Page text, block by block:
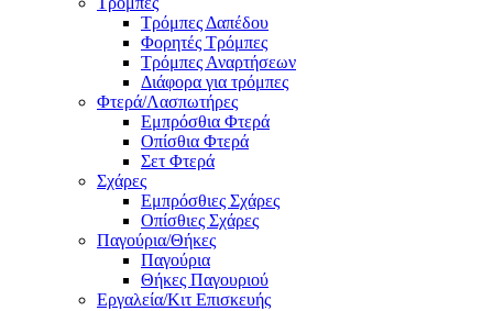
Τρόμπες Δαπέδου
Φορητές Τρόμπες
Τρόμπες Αναρτήσεων
Διάφορα για τρόμπες
Φτερά/Λασπωτήρες
Εμπρόσθια Φτερά
Οπίσθια Φτερά
Σετ Φτερά
Σχάρες
Εμπρόσθιες Σχάρες
Οπίσθιες Σχάρες
Παγούρια/Θήκες
Παγούρια
Θήκες Παγουριού
Εργαλεία/Κιτ Επισκευής